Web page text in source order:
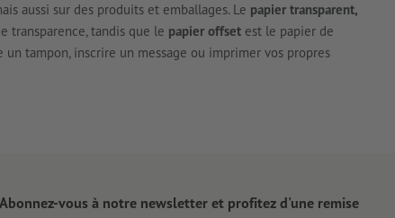
aussi sur des produits et emballages. Le papier transparent,
transparence, tandis que le papier offset est le papier de
tampon, inscrire un message ou imprimer vos propres
Abonnez-vous à notre newsletter et profitez d'une remise